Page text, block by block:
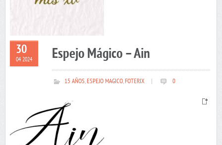
30
04 2024 Espejo Mágico – Ain
15 AÑOS,ESPEJO MAGICO,FOTERIX 0